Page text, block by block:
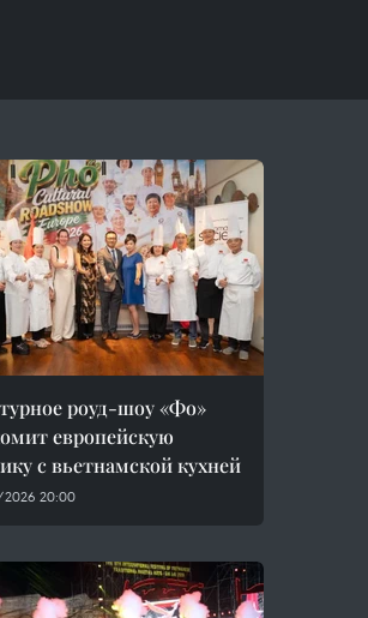
роуд-шоу «Фо»
европейскую
с вьетнамской кухней
20:00